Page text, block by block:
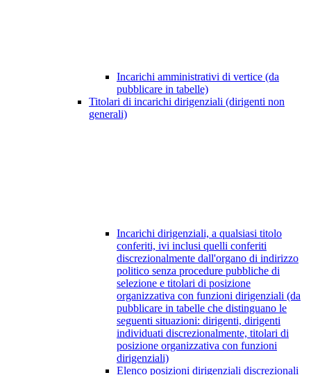
Incarichi amministrativi di vertice (da
pubblicare in tabelle)
Titolari di incarichi dirigenziali (dirigenti non
generali)
Incarichi dirigenziali, a qualsiasi titolo
conferiti, ivi inclusi quelli conferiti
discrezionalmente dall'organo di indirizzo
politico senza procedure pubbliche di
selezione e titolari di posizione
organizzativa con funzioni dirigenziali (da
pubblicare in tabelle che distinguano le
seguenti situazioni: dirigenti, dirigenti
individuati discrezionalmente, titolari di
posizione organizzativa con funzioni
dirigenziali)
Elenco posizioni dirigenziali discrezionali